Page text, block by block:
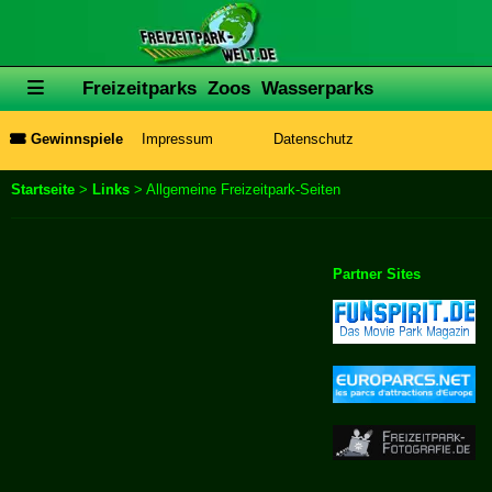
Freizeitparks Zoos Wasserparks
Gewinnspiele Impressum Datenschutz
Startseite > Links > Allgemeine Freizeitpark-Seiten
Partner Sites